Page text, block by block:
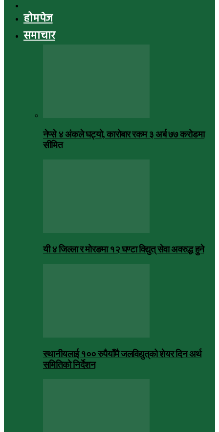
होमपेज
समाचार
नेप्से ४ अंकले घट्यो, कारोबार रकम ३ अर्ब ७७ करोडमा
सीमित
यी ४ जिल्ला र मोरङमा १२ घण्टा विद्युत् सेवा अवरुद्ध हुने
स्थानीयलाई १०० रुपैयाँमै जलविद्युत्‌को शेयर दिन अर्थ
समितिको निर्देशन